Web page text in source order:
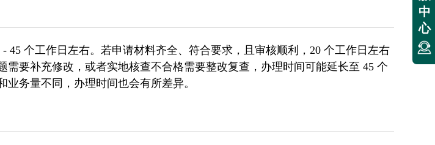
- 45 个工作日左右。若申请材料齐全、符合要求，且审核顺利，20 个工作日左右
需要补充修改，或者实地核查不合格需要整改复查，办理时间可能延长至 45 个
务量不同，办理时间也会有所差异。
中
心